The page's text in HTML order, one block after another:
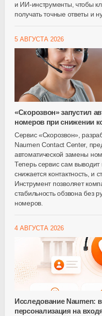
и ИИ-инструменты , чтобы
получать точные ответы и
5 АВГУСТА 2026
«Скорозвон» запустил
номеров при снижении
Сервис «Скорозвон»,
Naumen Contact Center,
автоматической замены
Теперь сервис сам
снижается контактность, и
Инструмент позволяет
стабильность обзвона без
номеров.
4 АВГУСТА 2026
Исследование Naumen:
персонализация на